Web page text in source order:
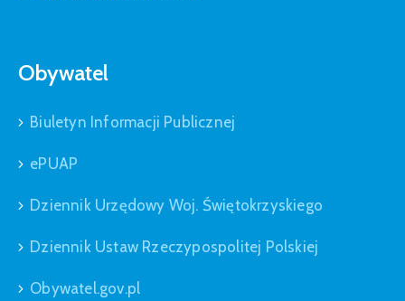
Obywatel
Biuletyn Informacji Publicznej
ePUAP
Dziennik Urzędowy Woj. Świętokrzyskiego
Dziennik Ustaw Rzeczypospolitej Polskiej
Obywatel.gov.pl